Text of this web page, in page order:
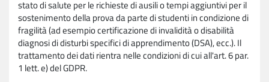
stato di salute per le richieste di ausili o tempi aggiuntivi per il
sostenimento della prova da parte di studenti in condizione di
fragilità (ad esempio certificazione di invalidità o disabilità
diagnosi di disturbi specifici di apprendimento (DSA), ecc.). Il
trattamento dei dati rientra nelle condizioni di cui all'art. 6 par.
1 lett. e) del GDPR.